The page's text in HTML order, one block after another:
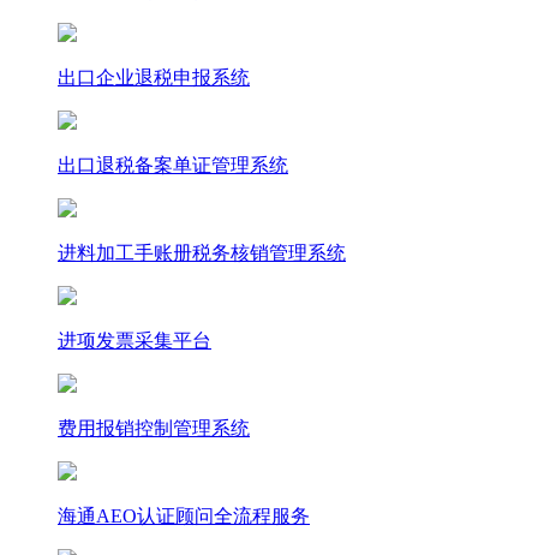
出口企业退税申报系统
出口退税备案单证管理系统
进料加工手账册税务核销管理系统
进项发票采集平台
费用报销控制管理系统
海通AEO认证顾问全流程服务